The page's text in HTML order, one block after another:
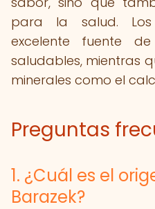
para la salud.
excelente fuente
saludables, mientras
minerales como el
Preguntas
1. ¿Cuál es el
Barazek?